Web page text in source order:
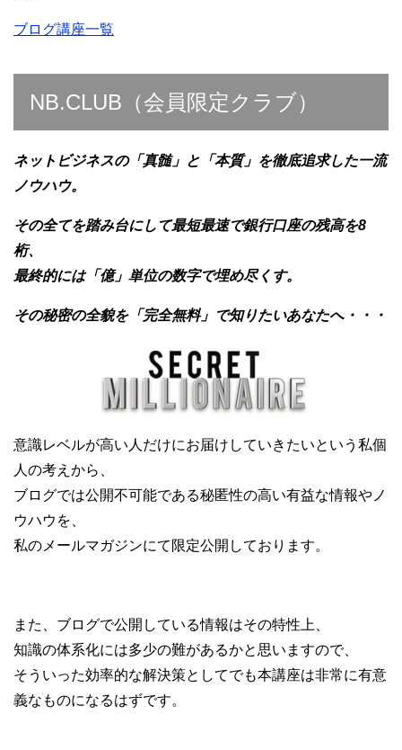
ブログ講座一覧
NB.CLUB（会員限定クラブ）
ネットビジネスの「真髄」と「本質」を徹底追求した一流
ノウハウ。
その全てを踏み台にして最短最速で銀行口座の残高を8
桁、
最終的には「億」単位の数字で埋め尽くす。
その秘密の全貌を「完全無料」で知りたいあなたへ・・・
意識レベルが高い人だけにお届けしていきたいという私個
人の考えから、
ブログでは公開不可能である秘匿性の高い有益な情報やノ
ウハウを、
私のメールマガジンにて限定公開しております。
また、ブログで公開している情報はその特性上、
知識の体系化には多少の難があるかと思いますので、
そういった効率的な解決策としてでも本講座は非常に有意
義なものになるはずです。